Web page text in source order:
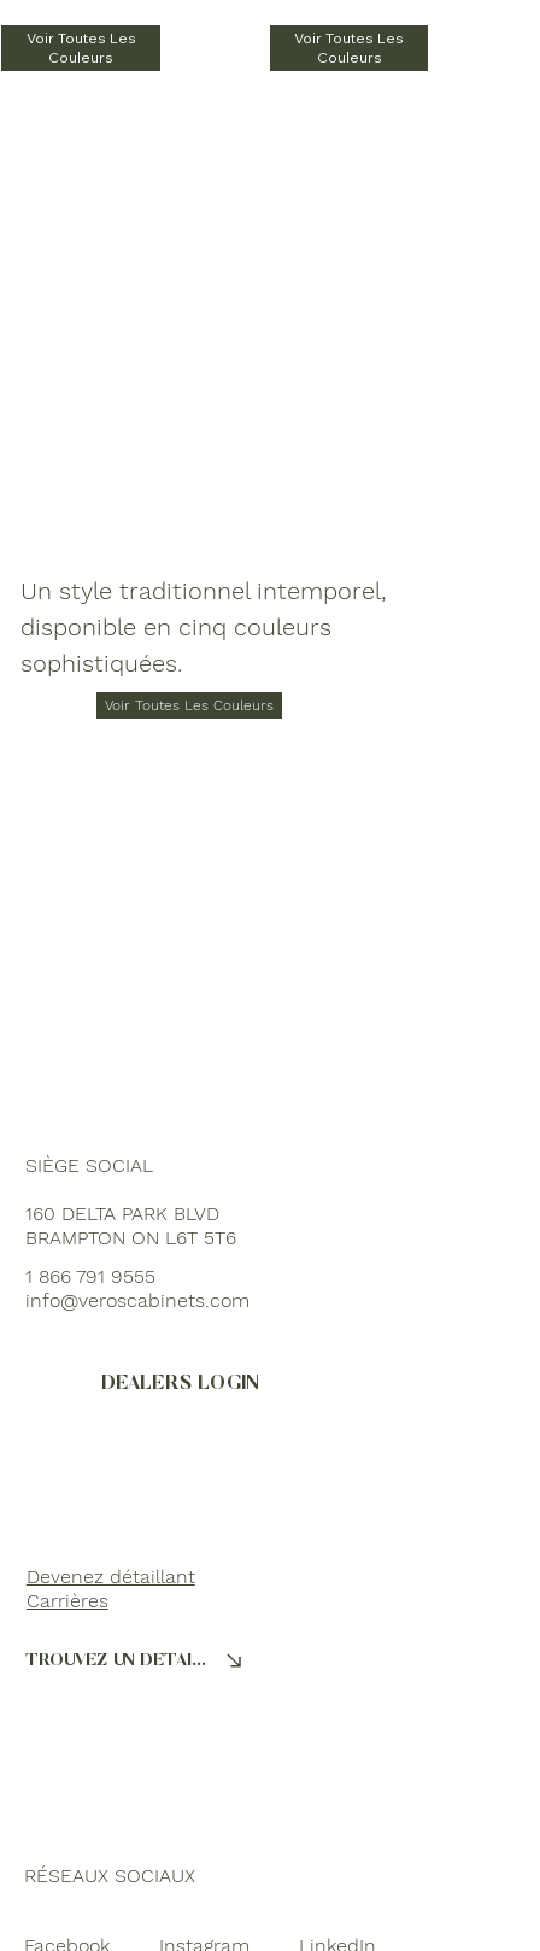
Voir Toutes Les
Couleurs
Voir Toutes Les
Couleurs
Un style traditionnel intemporel,
disponible en cinq couleurs
sophistiquées.
Voir Toutes Les Couleurs
SIÈGE SOCIAL
160 DELTA PARK BLVD
BRAMPTON ON L6T 5T6
1 866 791 9555
info@veroscabinets.com
DEALERS LOGIN
RÉSEAUX SOCIAUX
Facebook Instagram LinkedIn
Devenez détaillant
Carrières
TROUVEZ UN DÉTAILLANT